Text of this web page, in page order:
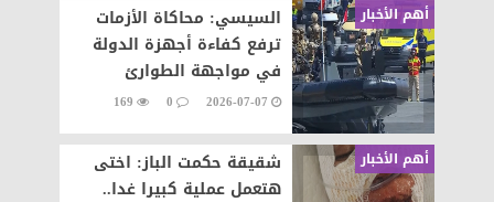
أهم الأخبار
السيسي: محاكاة الأزمات
ترفع كفاءة أجهزة الدولة
في مواجهة الطوارئ
2026-07-07
0
169
أهم الأخبار
شقيقة حكمت الباز: اختى
هتعمل عملية كبيرا غدا..